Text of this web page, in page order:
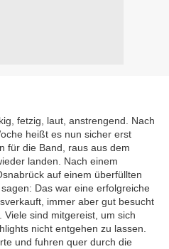
fetzig, laut, anstrengend. Nach
heißt es nun sicher erst
für die Band, raus aus dem
landen. Nach einem
auf einem überfüllten
Das war eine erfolgreiche
immer aber gut besucht
sind mitgereist, um sich
nicht entgehen zu lassen.
und fuhren quer durch die